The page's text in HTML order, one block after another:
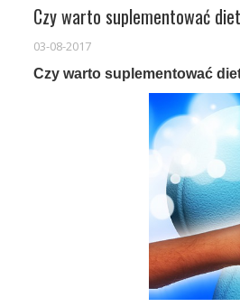
Czy warto suplementować
03-08-2017
Czy warto suplementować